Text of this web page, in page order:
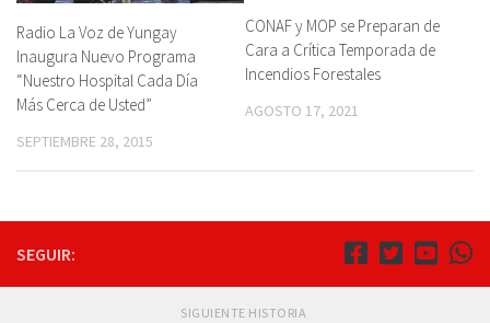
Radio La Voz de Yungay
Inaugura Nuevo Programa
“Nuestro Hospital Cada Día
Más Cerca de Usted”
SEPTIEMBRE 28, 2015
CONAF y MOP se Preparan de
Cara a Crítica Temporada de
Incendios Forestales
AGOSTO 17, 2021
SEGUIR:
SIGUIENTE HISTORIA